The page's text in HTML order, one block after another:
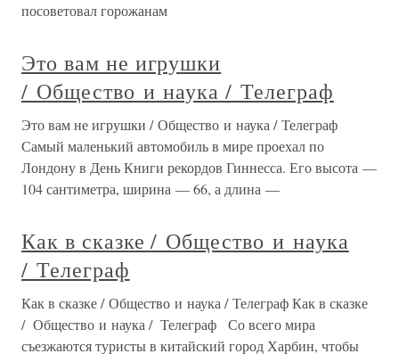
посоветовал горожанам
Это вам не игрушки
/ Общество и наука / Телеграф
Это вам не игрушки / Общество и наука / Телеграф
Самый маленький автомобиль в мире проехал по
Лондону в День Книги рекордов Гиннесса. Его высота —
104 сантиметра, ширина — 66, а длина —
Как в сказке / Общество и наука
/ Телеграф
Как в сказке / Общество и наука / Телеграф Как в сказке
/ Общество и наука / Телеграф Со всего мира
съезжаются туристы в китайский город Харбин, чтобы